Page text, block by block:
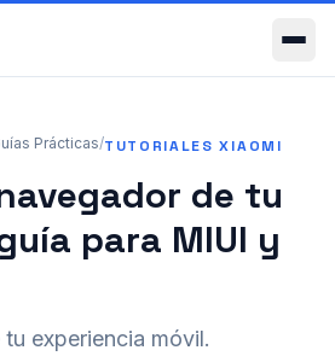
Prácticas/TUTORIALES XIAOMI
de tu
para MIUI y
experiencia móvil.